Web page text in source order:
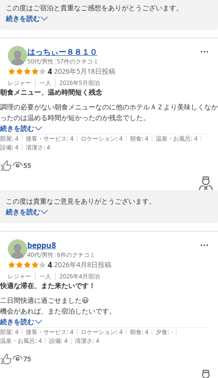
この度はご宿泊と貴重なご感想をありがとうございます。
嬉しく拝読しました。
次回ご利用の際も、朝食をはじめとしたサービスでご満足いただけ
るよう努めてまいります。
またのお越しを心よりお待ちしております。
ＨＯＴＥＬ ＡＺ 熊本大津店
2026-07-16
続きを読む
はっちぃー８８１０
50代/男性 | 57件のクチコミ
4 2026年5月18日投稿
レジャー 一人 2026年5月宿泊
朝食メニュー、温め時間短く残念
調理の必要がない朝食メニューなのに他のホテルＡＺより美味しくなか
ったのは温める時間が短かったのか残念でした。
続きを読む
部屋: 4 | 接客・サービス: 4 | ロケーション: 4 | 朝食: 4 | 温泉・お風呂: 4 |
設備: 4 | 清潔さ: 4
55
この度は貴重なご意見をありがとうございます。
めます。次回ご来館の際には、温度に違和感がございましたら遠慮
なくお知らせください。お客様のお声を真摯に受け止め、改善して
まいります。
HOTEL AZ フロント
ＨＯＴＥＬ ＡＺ 熊本大津店
2026-05-18
続きを読む
beppu8
40代/男性 |6件のクチコミ
4 2026年4月8日投稿
レジャー 一人 2026年4月宿泊
快適な滞在、また来たいです！
二日間快適に過ごせました😃
機会があれば、また宿泊したいです。
続きを読む
部屋: 4 | 接客・サービス: 4 | ロケーション: 4 | 朝食: 4 | 夕食: - |
温泉・お風呂: 4 | 設備: 4 | 清潔さ: 4
75